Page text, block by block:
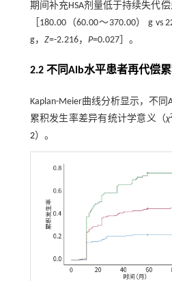
期间补充HSA剂量低于持续失代
［180.00（60.00～370.00） g vs
g， Z=-2.216， P=0.027］。
2.2 不同Alb水平患者再代偿
Kaplan-Meier曲线分析显示，不
累积发生率差异有统计学意义（χ
2）。